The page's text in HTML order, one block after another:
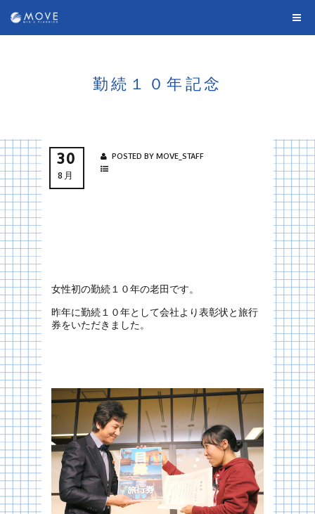
勤続１０年記念
30
8月
POSTED BY MOVE_STAFF
女性初の勤続１０年の老田です。
昨年に勤続１０年として会社より表彰状と旅行
券をいただきました。